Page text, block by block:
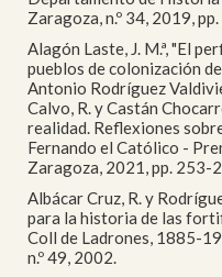
Zaragoza, n.º 34, 2019,
Alagón Laste, J. M.ª, "El
pueblos de colonización
Antonio Rodríguez
Calvo, R. y Castán
realidad. Reflexiones
Fernando el Católico -
Zaragoza, 2021, pp. 253-
Albácar Cruz, R. y
para la historia de las
Coll de Ladrones, 1885-
n.º 49, 2002.